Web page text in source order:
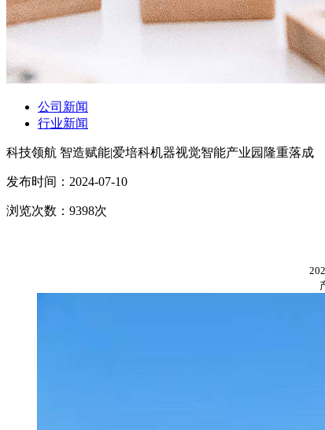
公司新闻
行业新闻
科技领航 智造赋能|爱培科机器视觉智能产业园隆重落成
发布时间： 2024-07-10
浏览次数： 9398次